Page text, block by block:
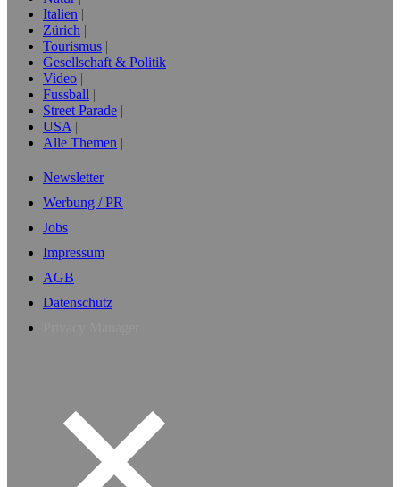
Italien
Zürich
Tourismus
Gesellschaft & Politik
Video
Fussball
Street Parade
USA
Alle Themen
Newsletter
Werbung / PR
Jobs
Impressum
AGB
Datenschutz